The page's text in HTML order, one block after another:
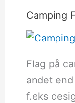
Camping
Flag på
andet
f.eks